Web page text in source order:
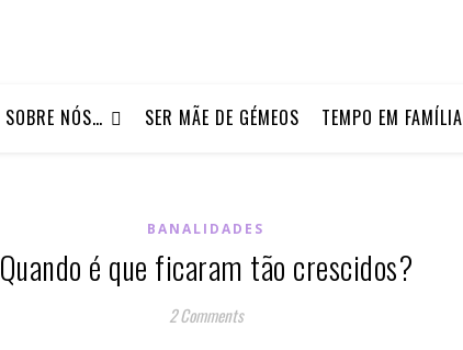
SOBRE NÓS… SER MÃE DE GÉMEOS TEMPO EM FAMÍLIA
BANALIDADES
Quando é que ficaram tão crescidos?
2 Comments